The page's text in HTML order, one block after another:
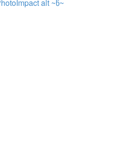
alt ~წ~